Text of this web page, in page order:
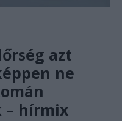
azt
ne
– hírmix